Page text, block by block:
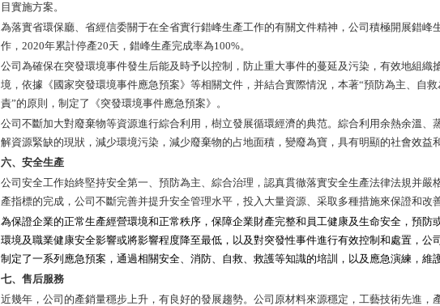
目實施方案。
為落實省環保廳、省經信委關于在全省實行錯峰生產工作的有關文件精神，公司積極開展錯峰
作，2020年累計停產20天，錯峰生產完成率為100%。
公司為確保在突發環境事件發生后能及時予以控制，防止重大事件的蔓延及污染，有效地組織
境，依據《國家突發環境事件應急預案》等相關文件，并結合實際情況，本著“預防為主、自
責”的原則，制定了《突發環境事件應急預案》。
公司不斷加大對廢棄物等資源進行綜合利用，樹立發展循環經濟的典范。綜合利用余熱余溫、
解資源緊缺的現狀，減少環境污染，減少廢棄物的占地面積，變廢為寶，具有明顯的社會效益
六、安全生產
公司安全工作始終堅持安全第一、預防為主、綜合治理，認真貫徹落實安全生產法律法規并嚴
產指標的完成，公司不斷完善并提升安全管理水平，投入大量資源、采取多種措施來保證和改
為保證企業的正常生產經營環境和正常秩序，保障企業財產完整和員工健康及生命安全，預防
環境及職業健康安全影響或將影響程度降至最低，以及對突發性事件進行有效控制和處置，公
制定了一系列應急預案，通過相關安全、消防、自救、救護等知識的培訓，以及應急演練，維
七、售后服務
近幾年，公司的產銷量穩步上升，有良好的發展趨勢。公司原材料來源穩定，工藝技術先進，